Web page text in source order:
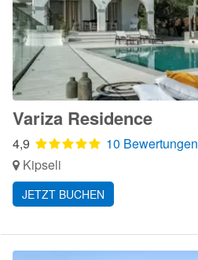
Variza Residence
4,9
10 Bewertungen
Kipseli
JETZT BUCHEN